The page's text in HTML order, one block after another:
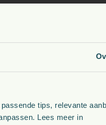
tips, relevante
Lees meer in